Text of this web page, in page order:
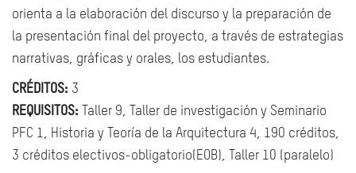
orienta a la elaboración del discurso y la preparación de
la presentación final del proyecto, a través de estrategias
narrativas, gráficas y orales, los estudiantes.
CRÉDITOS: 3
REQUISITOS: Taller 9, Taller de investigación y Seminario
PFC 1, Historia y Teoría de la Arquitectura 4, 190 créditos,
3 créditos electivos-obligatorio(EOB), Taller 10 (paralelo)